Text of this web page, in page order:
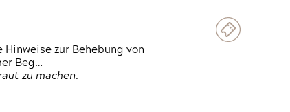
zur Behebung von
Beg…
zu machen.